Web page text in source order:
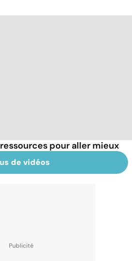
pour aller mieux
de vidéos